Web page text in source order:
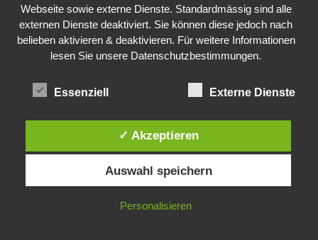
DO, 03.12.2026
MITTAGSTISCH
Pro Senectute, Ortsvertretung Richterswil
ab 60. Im Anschluss Film. Anmeldung an
ov.richterswil@pszh.ch
12.00 Uhr, reformiertes Kirchgemeindehaus
Rosengarten, Dorfstrasse 75, Richterswil
DO, 10.12.2026
TANZ-CAFÉ MIT LIVE-MUSIK
Webseite sowie externe Dienste. Standardmässig sind alle
externen Dienste deaktiviert. Sie können diese jedoch nach
belieben aktivieren & deaktivieren. Für weitere Informationen
lesen Sie unsere Datenschutzbestimmungen.
Essenziell Externe Dienste
✓ Akzeptieren
Auswahl speichern
Personalisieren